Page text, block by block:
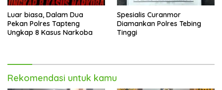
Luar biasa, Dalam Dua
Pekan Polres Tapteng
Ungkap 8 Kasus Narkoba
Spesialis Curanmor
Diamankan Polres Tebing
Tinggi
Rekomendasi untuk kamu